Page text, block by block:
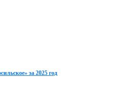
за 2025 год